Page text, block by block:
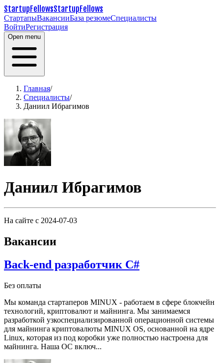
StartupFellowsStartupFellows
СтартапыВакансииБаза резюмеСпециалисты
ВойтиРегистрация
Open menu
Главная/
Специалисты/
Даниил Ибрагимов
Даниил Ибрагимов
На сайте с 2024-07-03
Вакансии
Back-end разработчик C#
Без оплаты
Мы команда стартаперов MINUX - работаем в сфере блокчейн
технологий, криптовалют и майнинга. Мы занимаемся
разработкой узкоспециализированной операционной системы
для майнинга криптовалюты MINUX OS, основанной на ядре
Linux, которая из под коробки уже полностью настроена для
майнинга. Наша ОС включ...